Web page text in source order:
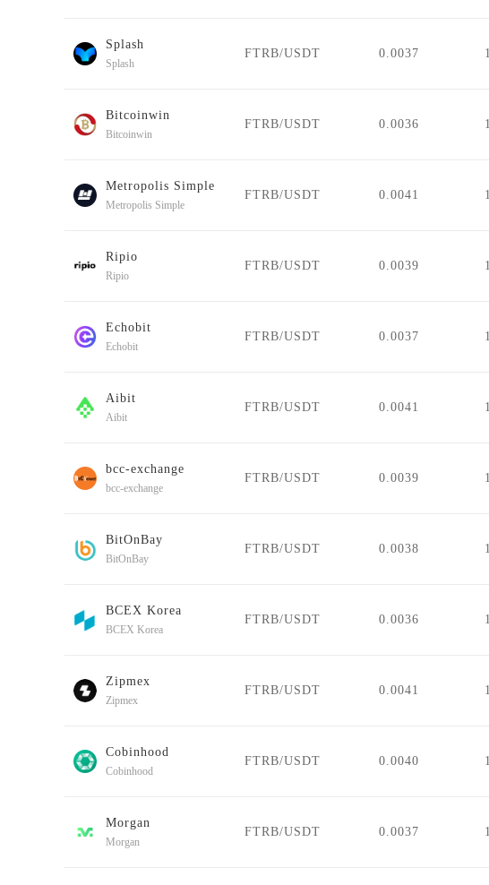
Splash
Splash
FTRB/USDT 0.0037
Bitcoinwin
Bitcoinwin
FTRB/USDT 0.0036
Metropolis Simple
Metropolis Simple
FTRB/USDT 0.0041
Ripio
Ripio
FTRB/USDT 0.0039
Echobit
Echobit
FTRB/USDT 0.0037
Aibit
Aibit
FTRB/USDT 0.0041
bcc-exchange
bcc-exchange
FTRB/USDT 0.0039
BitOnBay
BitOnBay
FTRB/USDT 0.0038
BCEX Korea
BCEX Korea
FTRB/USDT 0.0036
Zipmex
Zipmex
FTRB/USDT 0.0041
Cobinhood
Cobinhood
FTRB/USDT 0.0040
Morgan
Morgan
FTRB/USDT 0.0037